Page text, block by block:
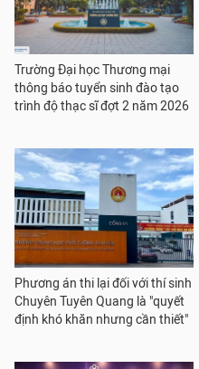
Trường Đại học Thương mại
thông báo tuyển sinh đào tạo
trình độ thạc sĩ đợt 2 năm 2026
Phương án thi lại đối với thí sinh
Chuyên Tuyên Quang là "quyết
định khó khăn nhưng cần thiết"